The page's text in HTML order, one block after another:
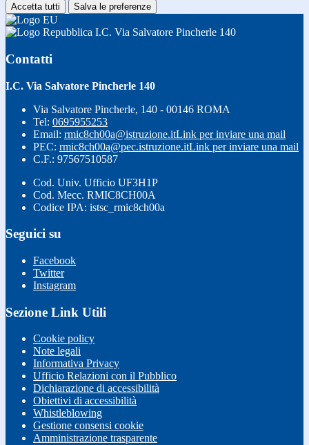
Accetta tutti Salva le preferenze
I.C. Via Salvatore Pincherle 140
Contatti
I.C. Via Salvatore Pincherle 140
Via Salvatore Pincherle, 140 - 00146 ROMA
Tel: 0695955253
Email: rmic8ch00a@istruzione.itLink per inviare una mail
PEC: rmic8ch00a@pec.istruzione.itLink per inviare una mail
C.F.: 97567510587
Cod. Univ. Ufficio UF3H1P
Cod. Mecc. RMIC8CH00A
Codice IPA: istsc_rmic8ch00a
Seguici su
Facebook
Twitter
Instagram
Sezione Link Utili
Cookie policy
Note legali
Informativa Privacy
Ufficio Relazioni con il Pubblico
Dichiarazione di accessibilità
Obiettivi di accessibilità
Whistleblowing
Gestione consensi cookie
Amministrazione trasparente